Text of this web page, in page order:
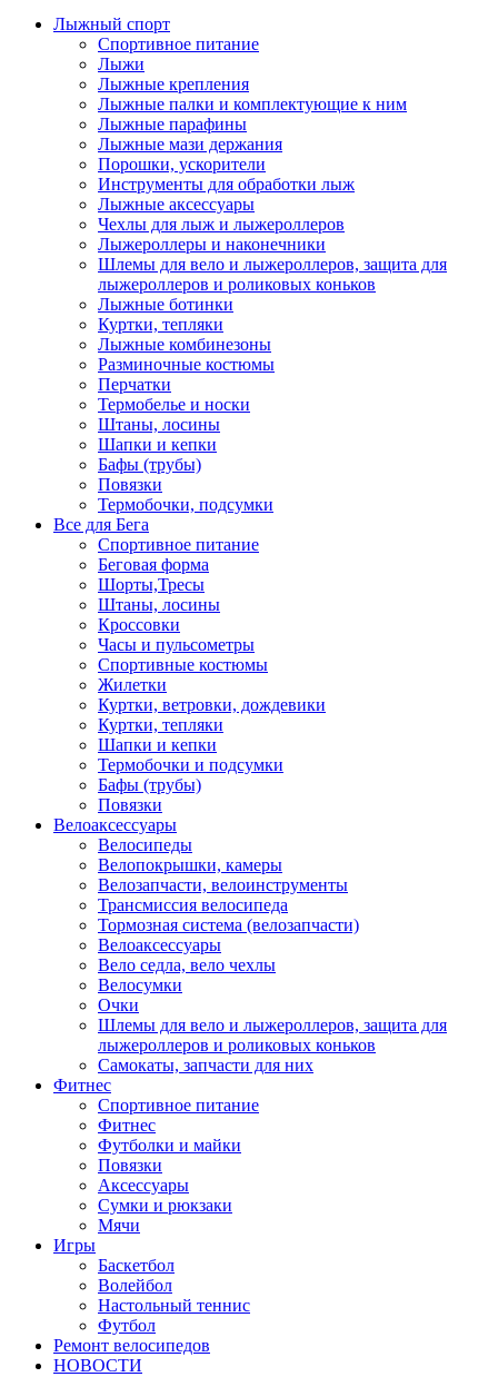
Лыжный спорт
Спортивное питание
Лыжи
Лыжные крепления
Лыжные палки и комплектующие к ним
Лыжные парафины
Лыжные мази держания
Порошки, ускорители
Инструменты для обработки лыж
Лыжные аксессуары
Чехлы для лыж и лыжероллеров
Лыжероллеры и наконечники
Шлемы для вело и лыжероллеров, защита для
лыжероллеров и роликовых коньков
Лыжные ботинки
Куртки, тепляки
Лыжные комбинезоны
Разминочные костюмы
Перчатки
Термобелье и носки
Штаны, лосины
Шапки и кепки
Бафы (трубы)
Повязки
Термобочки, подсумки
Все для Бега
Спортивное питание
Беговая форма
Шорты,Тресы
Штаны, лосины
Кроссовки
Часы и пульсометры
Спортивные костюмы
Жилетки
Куртки, ветровки, дождевики
Куртки, тепляки
Шапки и кепки
Термобочки и подсумки
Бафы (трубы)
Повязки
Велоаксессуары
Велосипеды
Велопокрышки, камеры
Велозапчасти, велоинструменты
Трансмиссия велосипеда
Тормозная система (велозапчасти)
Велоаксессуары
Вело седла, вело чехлы
Велосумки
Очки
Шлемы для вело и лыжероллеров, защита для
лыжероллеров и роликовых коньков
Самокаты, запчасти для них
Фитнес
Спортивное питание
Фитнес
Футболки и майки
Повязки
Аксессуары
Сумки и рюкзаки
Мячи
Игры
Баскетбол
Волейбол
Настольный теннис
Футбол
Ремонт велосипедов
НОВОСТИ